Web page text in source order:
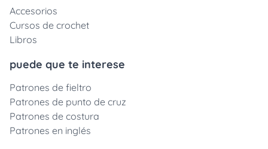
Accesorios
Cursos de crochet
Libros
puede que te interese
Patrones de fieltro
Patrones de punto de cruz
Patrones de costura
Patrones en inglés